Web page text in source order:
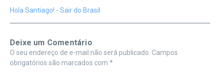
Hola Santiago! - Sair do Brasil
Deixe um Comentário
O seu endereço de e-mail não será publicado. Campos
obrigatórios são marcados com *